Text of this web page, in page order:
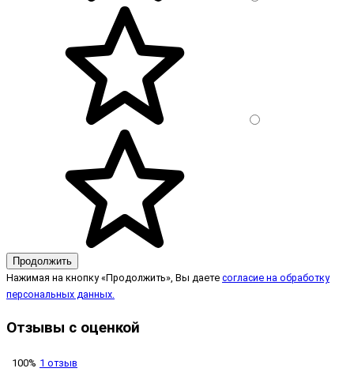
Продолжить
Нажимая на кнопку «Продолжить», Вы даете согласие на обработку
персональных данных.
Отзывы с оценкой
100% 1 отзыв